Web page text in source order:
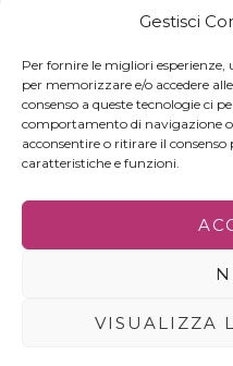
Gestisci
Per fornire le migliori
per memorizzare e/o accedere
consenso a queste tecnologie ci
comportamento di navigazione
acconsentire o ritirare il
caratteristiche e funzioni.
VISUALIZZA
PRIVACY